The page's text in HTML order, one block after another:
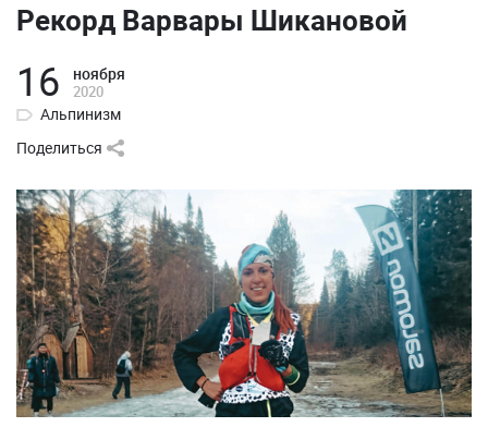
Рекорд Варвары Шикановой
16 ноября
2020
Альпинизм
Поделиться